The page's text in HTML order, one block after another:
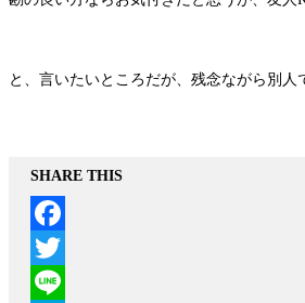
と、言いたいところだが、残念ながら別人
SHARE THIS
Facebook
Twitter